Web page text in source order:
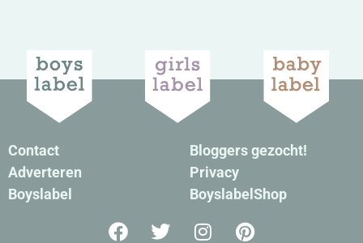
Contact
Adverteren
Boyslabel
Bloggers gezocht!
Privacy
BoyslabelShop